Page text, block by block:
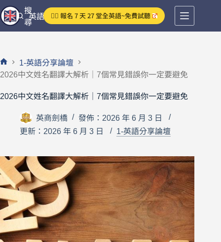
跳
至
主
容
英語分享論壇
搜
尋
👉🏻 報名 7 天 27 堂全英語~免費試聽
首
1-英語分享論壇
2026中文姓名翻譯大解析｜7個常見錯誤你一定要避免
2026中文姓名翻譯大解析｜7個常見錯誤你一定要避免
英商劍橋
發佈：2026 年 6 月 3 日
更新：2026 年 6 月 3 日
1-英語分享論壇